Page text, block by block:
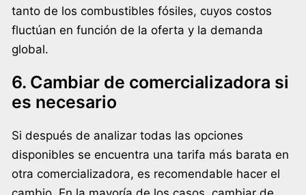
tanto de los combustibles fósiles, cuyos costos
fluctúan en función de la oferta y la demanda
global.
6. Cambiar de comercializadora si
es necesario
Si después de analizar todas las opciones
disponibles se encuentra una tarifa más barata en
otra comercializadora, es recomendable hacer el